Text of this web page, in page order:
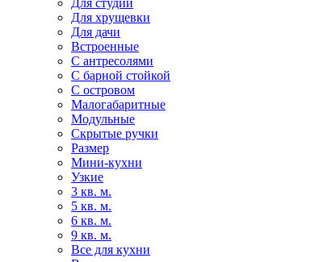
Для хрущевки
Для дачи
Встроенные
С антресолями
С барной стойкой
С островом
Малогабаритные
Модульные
Скрытые ручки
Размер
Мини-кухни
Узкие
3 кв. м.
5 кв. м.
6 кв. м.
9 кв. м.
Все для кухни